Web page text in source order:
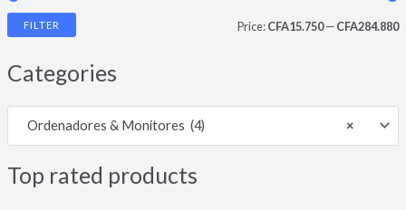
pp
FILTER Price:CFA15.750—CFA284.880
Categories
×
Ordenadores & Monitores (4)
Top rated products